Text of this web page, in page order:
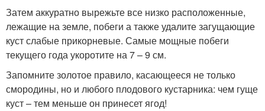
Затем аккуратно вырежьте все низко расположенные,
лежащие на земле, побеги а также удалите загущающие
куст слабые прикорневые. Самые мощные побеги
текущего года укоротите на 7 – 9 см.
Запомните золотое правило, касающееся не только
смородины, но и любого плодового кустарника: чем гуще
куст – тем меньше он принесет ягод!